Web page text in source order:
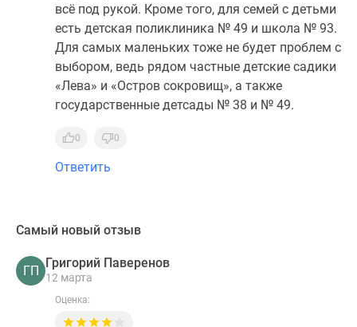
всё под рукой. Кроме того, для семей с детьми
есть детская поликлиника № 49 и школа № 93.
Для самых маленьких тоже не будет проблем с
выбором, ведь рядом частные детские садики
«Лева» и «Остров сокровищ», а также
государственные детсады № 38 и № 49.
0 0
Ответить
Самый новый отзыв
ГП
Григорий Паверенов
12 марта
Оценка: